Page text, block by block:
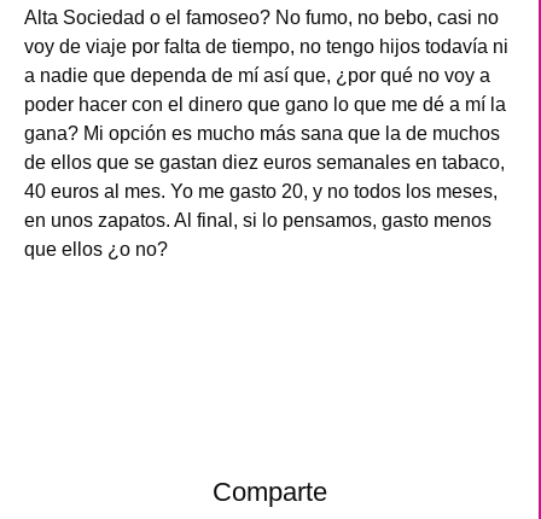
Alta Sociedad o el famoseo? No fumo, no bebo, casi no
voy de viaje por falta de tiempo, no tengo hijos todavía ni
a nadie que dependa de mí así que, ¿por qué no voy a
poder hacer con el dinero que gano lo que me dé a mí la
gana? Mi opción es mucho más sana que la de muchos
de ellos que se gastan diez euros semanales en tabaco,
40 euros al mes. Yo me gasto 20, y no todos los meses,
en unos zapatos. Al final, si lo pensamos, gasto menos
que ellos ¿o no?
Comparte